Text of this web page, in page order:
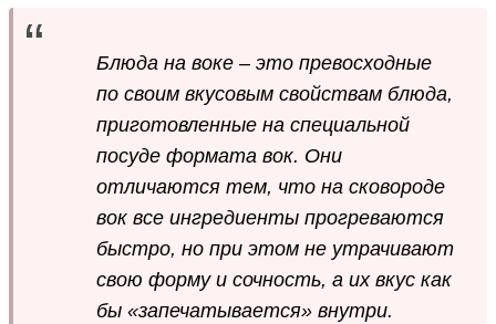
Блюда на воке – это превосходные
по своим вкусовым свойствам блюда,
приготовленные на специальной
посуде формата вок. Они
отличаются тем, что на сковороде
вок все ингредиенты прогреваются
быстро, но при этом не утрачивают
свою форму и сочность, а их вкус как
бы «запечатывается» внутри.